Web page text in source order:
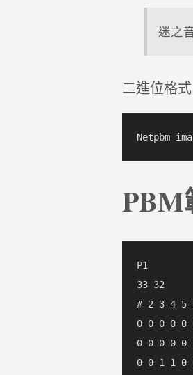
迷之
二進位格式
PBM
P1
33 32
# 2 3 4 5 6
0 0 0 0 0
0 0 0 0 0
0 0 1 1 0